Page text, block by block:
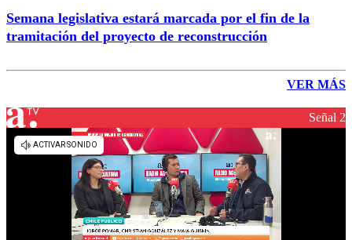
Semana legislativa estará marcada por el fin de la
tramitación del proyecto de reconstrucción
VER MÁS
Señal 2